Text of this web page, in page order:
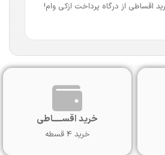
اقساطی از درگاه پرداخت ازکی وام!
خرید اقســـــاطی
خرید 4 قسطه